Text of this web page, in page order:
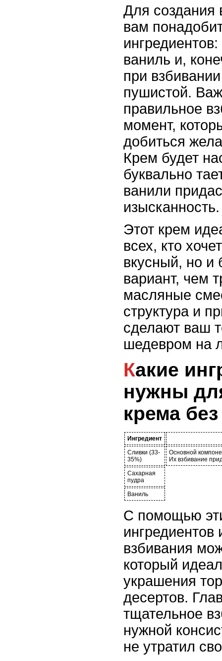
Для создания
вам
ваниль и,
при
пушистой.
правильное
момент,
добиться
Крем будет
буквально
ванили
изысканность.
Этот крем
всех, кто
вкусный, но и
вариант, чем
масляные
структура и
сделают ваш
шедевром на
Какие ингредиенты
нужны
крема
Ингредиент
Сливки (33-
35%)
Основной
Их взбивание
Сахарная
пудра
Ваниль
С помощью
ингредиентов
взбивания
который
украшения
десертов.
тщательное
нужной
не утратил